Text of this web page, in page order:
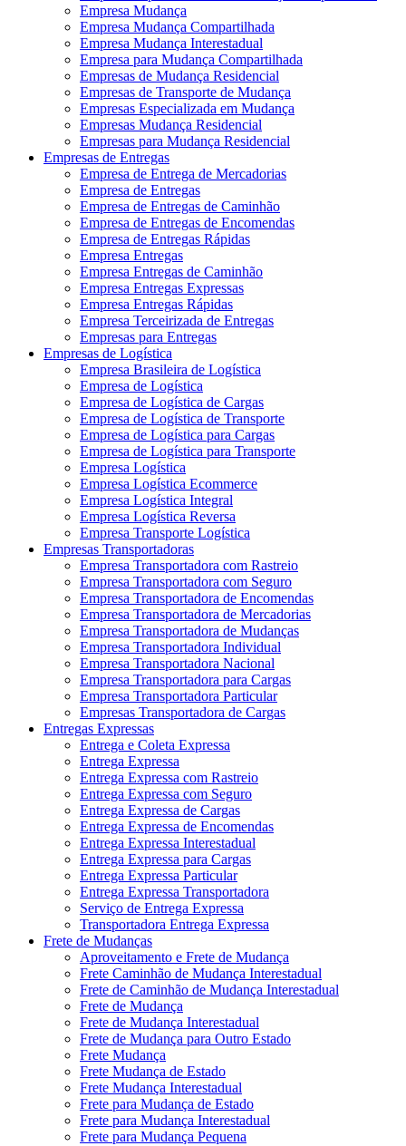
Empresa Mudança
Empresa Mudança Compartilhada
Empresa Mudança Interestadual
Empresa para Mudança Compartilhada
Empresas de Mudança Residencial
Empresas de Transporte de Mudança
Empresas Especializada em Mudança
Empresas Mudança Residencial
Empresas para Mudança Residencial
Empresas de Entregas
Empresa de Entrega de Mercadorias
Empresa de Entregas
Empresa de Entregas de Caminhão
Empresa de Entregas de Encomendas
Empresa de Entregas Rápidas
Empresa Entregas
Empresa Entregas de Caminhão
Empresa Entregas Expressas
Empresa Entregas Rápidas
Empresa Terceirizada de Entregas
Empresas para Entregas
Empresas de Logística
Empresa Brasileira de Logística
Empresa de Logística
Empresa de Logística de Cargas
Empresa de Logística de Transporte
Empresa de Logística para Cargas
Empresa de Logística para Transporte
Empresa Logística
Empresa Logística Ecommerce
Empresa Logística Integral
Empresa Logística Reversa
Empresa Transporte Logística
Empresas Transportadoras
Empresa Transportadora com Rastreio
Empresa Transportadora com Seguro
Empresa Transportadora de Encomendas
Empresa Transportadora de Mercadorias
Empresa Transportadora de Mudanças
Empresa Transportadora Individual
Empresa Transportadora Nacional
Empresa Transportadora para Cargas
Empresa Transportadora Particular
Empresas Transportadora de Cargas
Entregas Expressas
Entrega e Coleta Expressa
Entrega Expressa
Entrega Expressa com Rastreio
Entrega Expressa com Seguro
Entrega Expressa de Cargas
Entrega Expressa de Encomendas
Entrega Expressa Interestadual
Entrega Expressa para Cargas
Entrega Expressa Particular
Entrega Expressa Transportadora
Serviço de Entrega Expressa
Transportadora Entrega Expressa
Frete de Mudanças
Aproveitamento e Frete de Mudança
Frete Caminhão de Mudança Interestadual
Frete de Caminhão de Mudança Interestadual
Frete de Mudança
Frete de Mudança Interestadual
Frete de Mudança para Outro Estado
Frete Mudança
Frete Mudança de Estado
Frete Mudança Interestadual
Frete para Mudança de Estado
Frete para Mudança Interestadual
Frete para Mudança Pequena